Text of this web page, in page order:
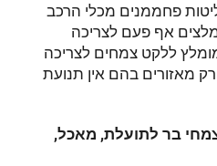
פחממנים מכלי הרכב
אף פעם לצריכה
ללקט צמחים לצריכה
מאזורים בהם אין תנועת
בר לתועלת, מאכל,